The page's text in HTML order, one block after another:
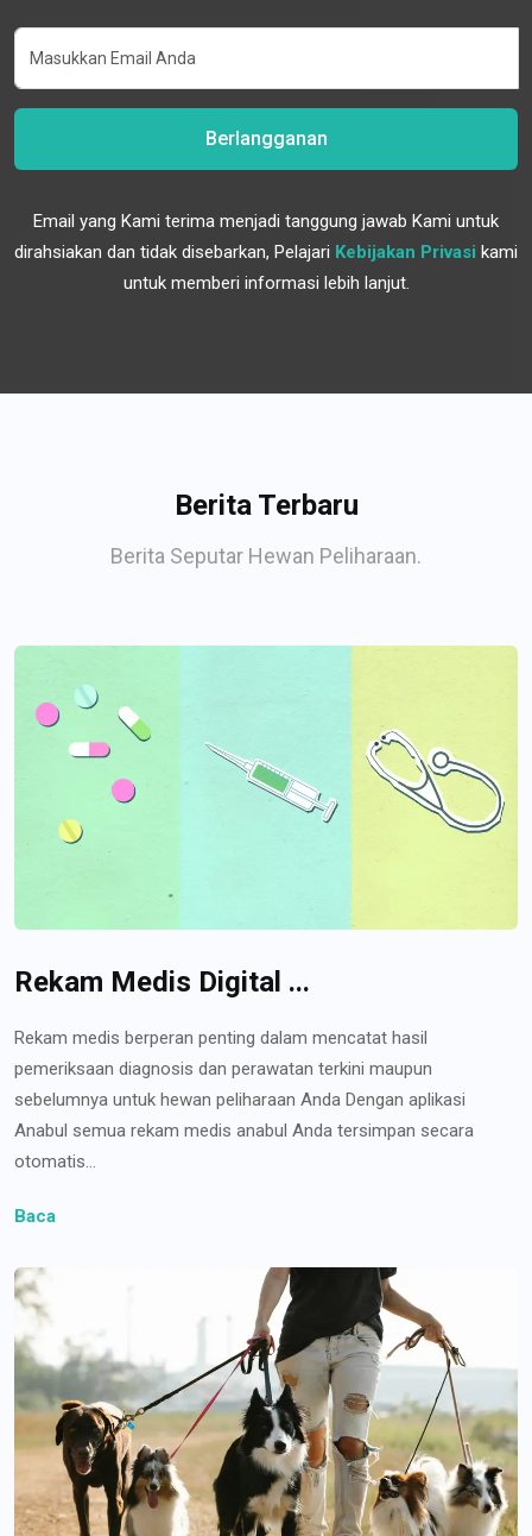
Berlangganan
Email yang Kami terima menjadi tanggung jawab Kami untuk
dirahsiakan dan tidak disebarkan, Pelajari Kebijakan Privasi kami
untuk memberi informasi lebih lanjut.
Berita Terbaru
Berita Seputar Hewan Peliharaan.
Rekam Medis Digital ...
Rekam medis berperan penting dalam mencatat hasil
pemeriksaan diagnosis dan perawatan terkini maupun
sebelumnya untuk hewan peliharaan Anda Dengan aplikasi
Anabul semua rekam medis anabul Anda tersimpan secara
otomatis...
Baca